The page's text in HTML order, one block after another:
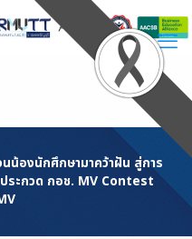
น้องนักศึกษามาคว้าฝัน สู่การ
ระกวด กอช. MV Contest